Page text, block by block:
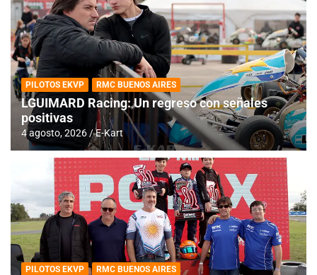
PILOTOS EKVP RMC BUENOS AIRES
LGUIMARD Racing: Un regreso con señales
positivas
4 agosto, 2026 E-Kart
PILOTOS EKVP RMC BUENOS AIRES